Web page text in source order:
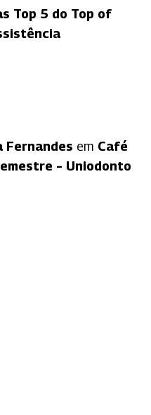
Top 5 do Top of
Fernandes em Café
– Uniodonto